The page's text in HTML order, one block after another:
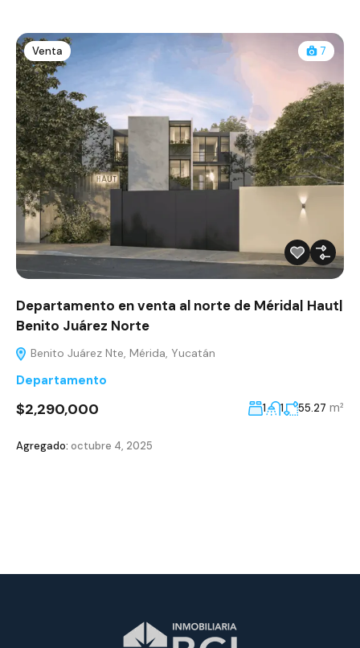
Venta 7
Departamento en venta al norte de Mérida| Haut|
Benito Juárez Norte
Benito Juárez Nte, Mérida, Yucatán
Departamento
$2,290,000 1 1 55.27 m²
Agregado: octubre 4, 2025